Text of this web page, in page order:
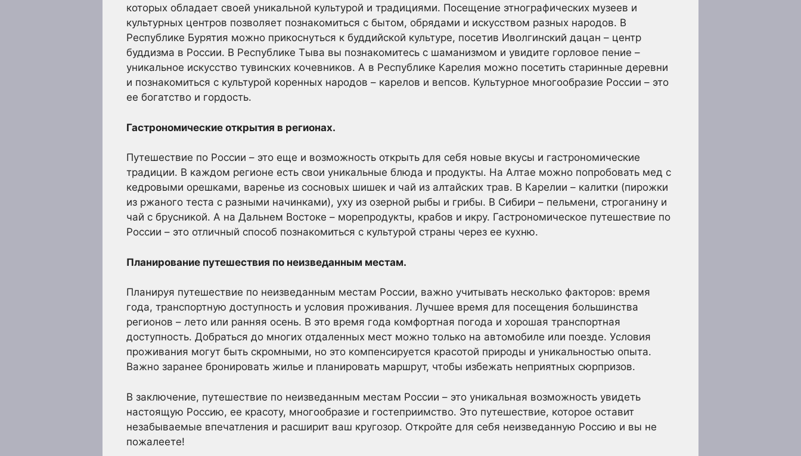
которых обладает своей уникальной культурой и традициями. Посещение этнографических музеев и
культурных центров позволяет познакомиться с бытом, обрядами и искусством разных народов. В
Республике Бурятия можно прикоснуться к буддийской культуре, посетив Иволгинский дацан – центр
буддизма в России. В Республике Тыва вы познакомитесь с шаманизмом и увидите горловое пение –
уникальное искусство тувинских кочевников. А в Республике Карелия можно посетить старинные деревни
и познакомиться с культурой коренных народов – карелов и вепсов. Культурное многообразие России – это
ее богатство и гордость.
Гастрономические открытия в регионах.
Путешествие по России – это еще и возможность открыть для себя новые вкусы и гастрономические
традиции. В каждом регионе есть свои уникальные блюда и продукты. На Алтае можно попробовать мед с
кедровыми орешками, варенье из сосновых шишек и чай из алтайских трав. В Карелии – калитки (пирожки
из ржаного теста с разными начинками), уху из озерной рыбы и грибы. В Сибири – пельмени, строганину и
чай с брусникой. А на Дальнем Востоке – морепродукты, крабов и икру. Гастрономическое путешествие по
России – это отличный способ познакомиться с культурой страны через ее кухню.
Планирование путешествия по неизведанным местам.
Планируя путешествие по неизведанным местам России, важно учитывать несколько факторов: время
года, транспортную доступность и условия проживания. Лучшее время для посещения большинства
регионов – лето или ранняя осень. В это время года комфортная погода и хорошая транспортная
доступность. Добраться до многих отдаленных мест можно только на автомобиле или поезде. Условия
проживания могут быть скромными, но это компенсируется красотой природы и уникальностью опыта.
Важно заранее бронировать жилье и планировать маршрут, чтобы избежать неприятных сюрпризов.
В заключение, путешествие по неизведанным местам России – это уникальная возможность увидеть
настоящую Россию, ее красоту, многообразие и гостеприимство. Это путешествие, которое оставит
незабываемые впечатления и расширит ваш кругозор. Откройте для себя неизведанную Россию и вы не
пожалеете!